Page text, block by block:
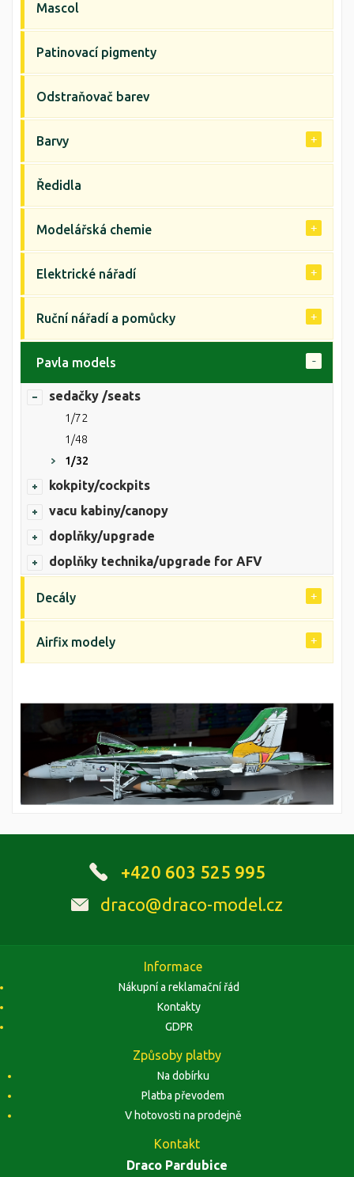
Mascol
Patinovací pigmenty
Odstraňovač barev
Barvy
Ředidla
Modelářská chemie
Elektrické nářadí
Ruční nářadí a pomůcky
Pavla models
sedačky /seats
1/72
1/48
1/32
kokpity/cockpits
vacu kabiny/canopy
doplňky/upgrade
doplňky technika/upgrade for AFV
Decály
Airfix modely
+420 603 525 995
draco@draco-model.cz
Informace
Nákupní a reklamační řád
Kontakty
GDPR
Způsoby platby
Na dobírku
Platba převodem
V hotovosti na prodejně
Kontakt
Draco Pardubice